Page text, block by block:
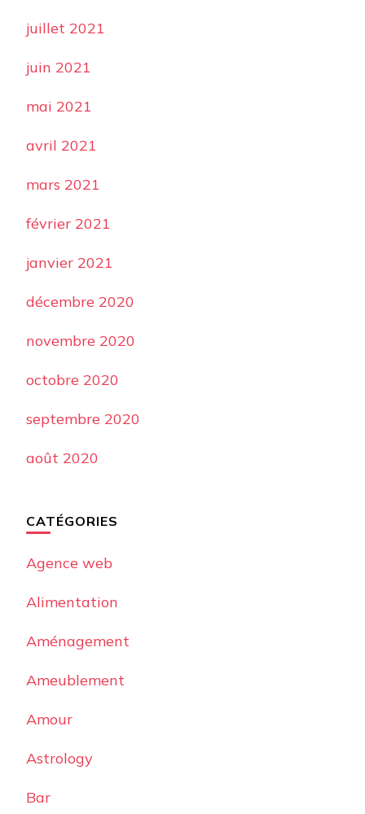
juillet 2021
juin 2021
mai 2021
avril 2021
mars 2021
février 2021
janvier 2021
décembre 2020
novembre 2020
octobre 2020
septembre 2020
août 2020
CATÉGORIES
Agence web
Alimentation
Aménagement
Ameublement
Amour
Astrology
Bar